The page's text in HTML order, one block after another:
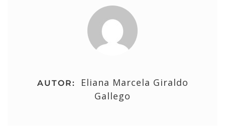
AUTOR:
Eliana Marcela Giraldo
Gallego